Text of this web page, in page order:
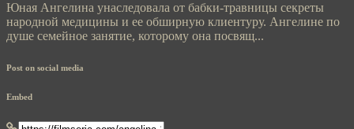
Юная Ангелина унаследовала от бабки-травницы секреты
народной медицины и ее обширную клиентуру. Ангелине по
душе семейное занятие, которому она посвящ...
Post on social media
Embed